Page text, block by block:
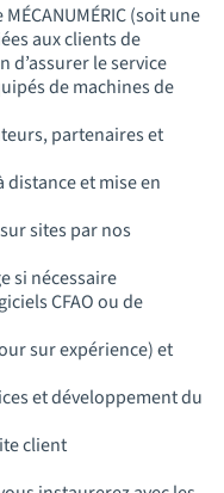
(soit une
aux clients de
d’assurer le service
de machines de
partenaires et
distance et mise en
sites par nos
nécessaire
CFAO ou de
sur expérience) et
et développement du
client